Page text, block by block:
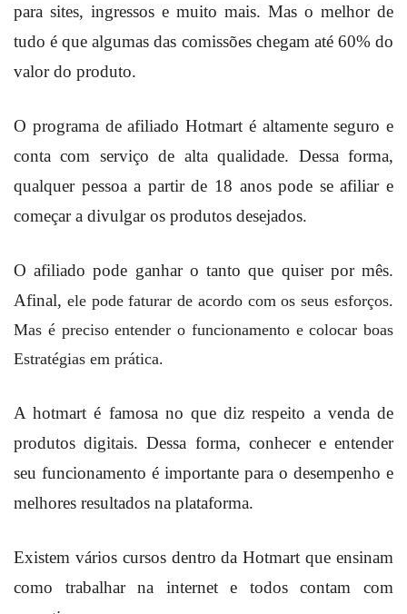
para sites, ingressos e muito mais. Mas o melhor de
tudo é que algumas das comissões chegam até 60% do
valor do produto.
O programa de afiliado Hotmart é altamente seguro e
conta com serviço de alta qualidade. Dessa forma,
qualquer pessoa a partir de 18 anos pode se afiliar e
começar a divulgar os produtos desejados.
O afiliado pode ganhar o tanto que quiser por mês.
Afinal, ele pode faturar de acordo com os seus esforços.
Mas é preciso entender o funcionamento e colocar boas
Estratégias em prática.
A hotmart é famosa no que diz respeito a venda de
produtos digitais. Dessa forma, conhecer e entender
seu funcionamento é importante para o desempenho e
melhores resultados na plataforma.
Existem vários cursos dentro da Hotmart que ensinam
como trabalhar na internet e todos contam com